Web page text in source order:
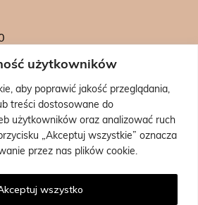
użytkowników
aby poprawić jakość przeglądania,
treści dostosowane do
użytkowników oraz analizować ruch
„Akceptuj wszystkie” oznacza
przez nas plików cookie.
wszystko